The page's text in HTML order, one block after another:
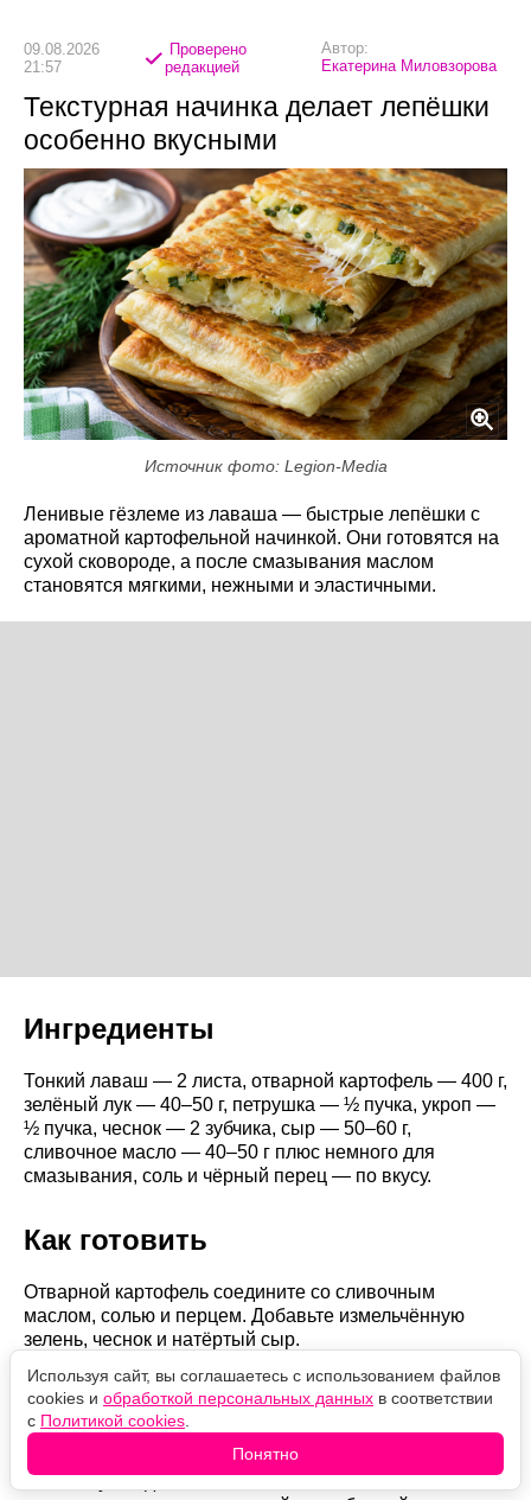
09.08.2026
21:57
Проверено
редакцией
Автор:
Екатерина Миловзорова
Текстурная начинка делает лепёшки
особенно вкусными
Источник фото: Legion-Media
Ленивые гёзлеме из лаваша — быстрые лепёшки с
ароматной картофельной начинкой. Они готовятся на
сухой сковороде, а после смазывания маслом
становятся мягкими, нежными и эластичными.
Ингредиенты
Тонкий лаваш — 2 листа, отварной картофель — 400 г,
зелёный лук — 40–50 г, петрушка — ½ пучка, укроп —
½ пучка, чеснок — 2 зубчика, сыр — 50–60 г,
сливочное масло — 40–50 г плюс немного для
смазывания, соль и чёрный перец — по вкусу.
Как готовить
Отварной картофель соедините со сливочным
маслом, солью и перцем. Добавьте измельчённую
зелень, чеснок и натёртый сыр.
Разомните толкушкой, оставляя небольшие кусочки
картофеля.
Каждый лист лаваша разрежьте на три части. На
половину каждой заготовки тонким слоем
Используя сайт, вы соглашаетесь с использованием файлов
cookies и обработкой персональных данных в соответствии
с Политикой cookies
Понятно